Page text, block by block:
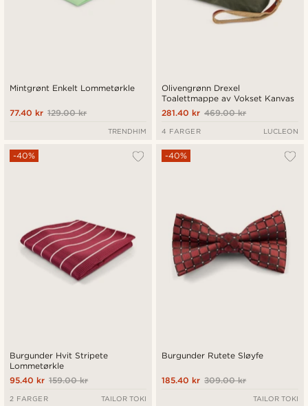
Mintgrønt Enkelt Lommetørkle
129.00 kr
77.40 kr
TRENDHIM
Olivengrønn Drexel
Toalettmappe av Vokset Kanvas
469.00 kr
281.40 kr
4 FARGER LUCLEON
Burgunder Hvit Stripete
Lommetørkle
-40%
159.00 kr
95.40 kr
2 FARGER TAILOR TOKI
Burgunder Rutete Sløyfe
-40%
309.00 kr
185.40 kr
TAILOR TOKI